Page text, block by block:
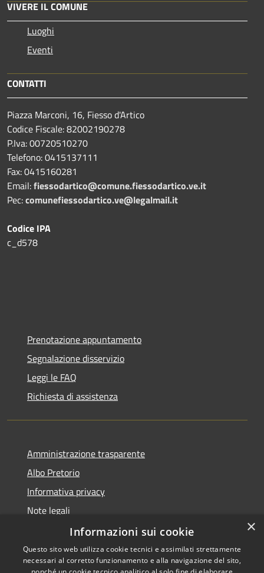
VIVERE IL COMUNE
Luoghi
Eventi
CONTATTI
Piazza Marconi, 16, Fiesso d'Artico
Codice Fiscale: 82002190278
P.Iva: 00720510270
Telefono:0415137111
Fax:0415160281
Email:fiessodartico@comune.fiessodartico.ve.it
Pec:comunefiessodartico.ve@legalmail.it
Codice IPA
c_d578
Prenotazione appuntamento
Segnalazione disservizio
Leggi le FAQ
Richiesta di assistenza
Amministrazione trasparente
Albo Pretorio
Informativa privacy
Note legali
Dichiarazione di accessibilità
×
Informazioni sui cookie
Questo sito web utilizza cookie tecnici e assimilati strettamente
necessari al corretto funzionamento e alla navigazione del sito,